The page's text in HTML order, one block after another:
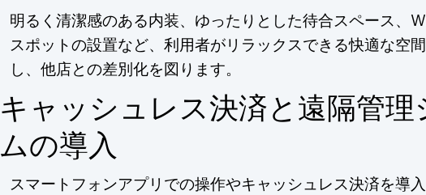
明るく清潔感のある内装、ゆったりとした待合スペース、
スポットの設置など、利用者がリラックスできる快適な空
し、他店との差別化を図ります。
キャッシュレス決済と遠隔管理
ムの導入
スマートフォンアプリでの操作やキャッシュレス決済を導